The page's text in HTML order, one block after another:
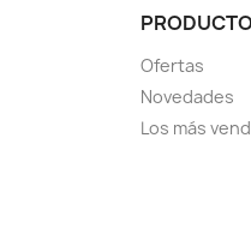
Ofertas
Novedades
Los más